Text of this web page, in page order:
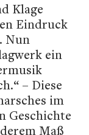
Klage
Eindruck
Nun
ein
– Diese
im
Geschichte
Maß